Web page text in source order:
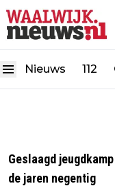
Nieuws 112
Geslaagd
de jaren negentig